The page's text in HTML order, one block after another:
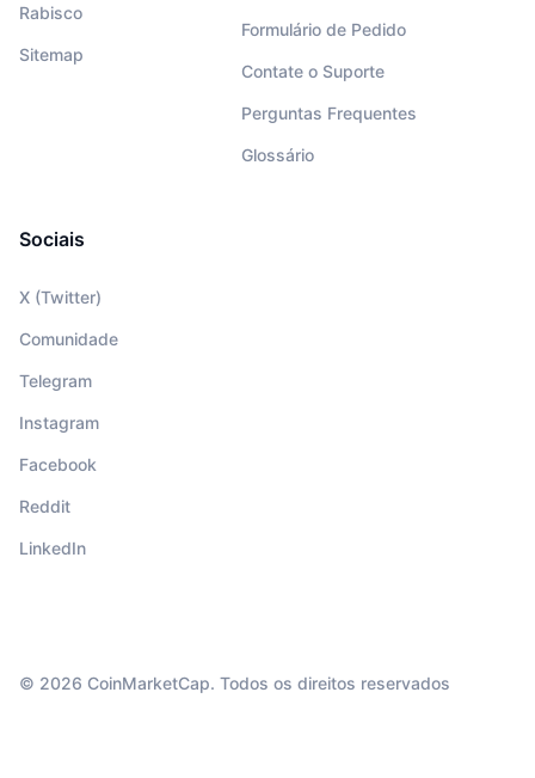
Rabisco
Sitemap
Formulário de Pedido
Contate o Suporte
Perguntas Frequentes
Glossário
Sociais
X (Twitter)
Comunidade
Telegram
Instagram
Facebook
Reddit
LinkedIn
© 2026 CoinMarketCap. Todos os direitos reservados